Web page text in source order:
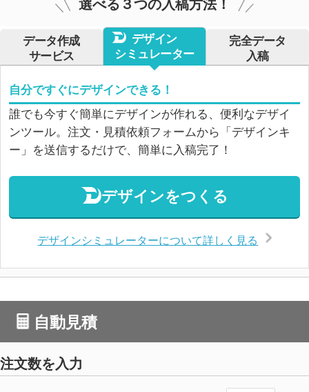
データ作成
サービス
デザイン
シミュレーター
完全データ
入稿
自分ですぐにデザインできる！
誰でも今すぐ簡単にデザインが作れる、便利なデザイ
ンツール。注文・見積依頼フォームから「デザインキ
ー」を送信するだけで、簡単に入稿完了！
デザインをつくる
デザインシミュレーターについて詳しく見る
自動見積
注文数を入力